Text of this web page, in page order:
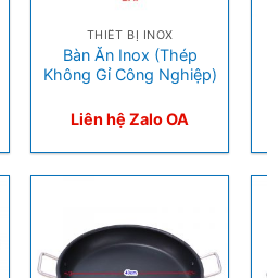
THIẾT BỊ INOX
Bàn Ăn Inox (Thép
Không Gỉ Công Nghiệp)
Liên hệ Zalo OA